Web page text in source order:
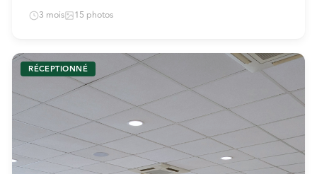
3 mois 15 photos
RÉCEPTIONNÉ